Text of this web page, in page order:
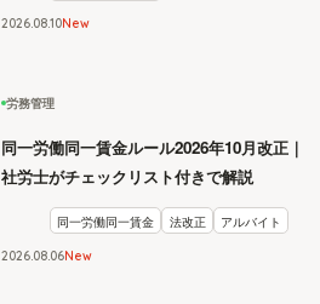
2026.0810New
労務管理
同一労働同一賃金ルール2026年10月改正｜
社労士がチェックリスト付きで解説
同一労働同一賃金 法改正 アルバイト
2026.08 06New